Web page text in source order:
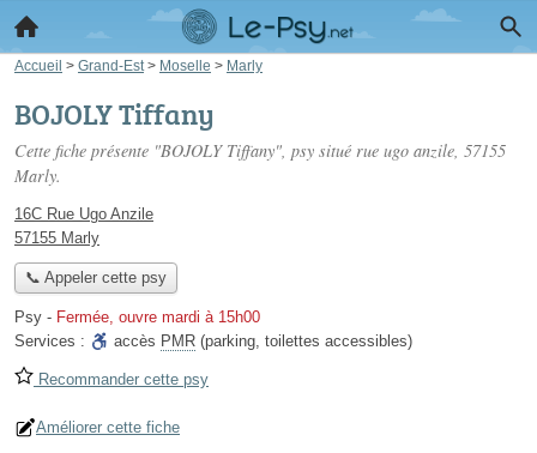
Accueil > Grand-Est > Moselle > Marly
BOJOLY Tiffany
Cette fiche présente "BOJOLY Tiffany", psy situé rue ugo anzile, 57155
Marly.
16C Rue Ugo Anzile
57155 Marly
📞 Appeler cette psy
Psy - Fermée, ouvre mardi à 15h00
Services :
accès PMR (parking, toilettes accessibles)
Recommander cette psy
Améliorer cette fiche